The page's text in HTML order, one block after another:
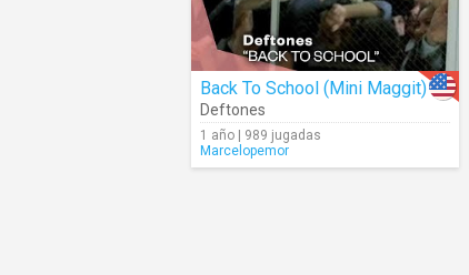
Back To School (Mini Maggit)
Deftones
1 año | 989 jugadas
Marcelopemor